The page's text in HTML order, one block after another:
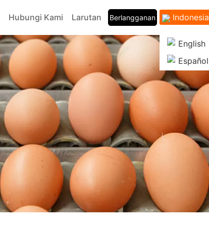
Hubungi Kami Larutan Berlangganan Indonesia
English
Español